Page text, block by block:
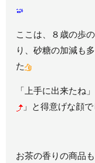
ここは、８歳の歩
り、砂糖の加減も
た
「上手に出来たね
」と得意げな顔で
お茶の香りの商品